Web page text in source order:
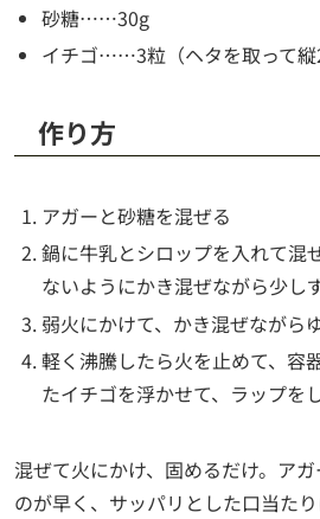
砂糖……30g
イチゴ……3粒（ヘタを取って縦
作り方
アガーと砂糖を混ぜる
鍋に牛乳とシロップを入れて混
ないようにかき混ぜながら少し
弱火にかけて、かき混ぜながら
軽く沸騰したら火を止めて、容
たイチゴを浮かせて、ラップを
混ぜて火にかけ、固めるだけ。ア
のが早く、サッパリとした口当たり